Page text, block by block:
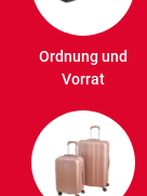
Ordnung und
Vorrat